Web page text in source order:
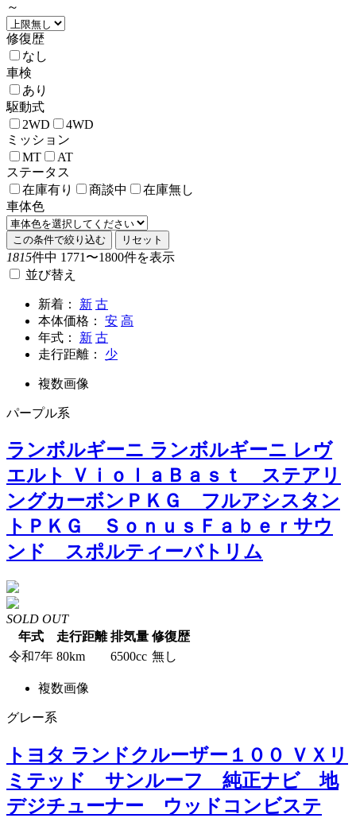
～
修復歴
なし
車検
あり
駆動式
2WD
4WD
ミッション
MT
AT
ステータス
在庫有り
商談中
在庫無し
車体色
この条件で絞り込む リセット
1815件中 1771〜1800件を表示
並び替え
新着： 新 古
本体価格： 安 高
年式： 新 古
走行距離： 少
複数画像
パープル系
ランボルギーニ ランボルギーニ レヴ
エルト ＶｉｏｌａＢａｓｔ ステアリ
ングカーボンＰＫＧ フルアシスタン
トＰＫＧ ＳｏｎｕｓＦａｂｅｒサウ
ンド スポルティーバトリム
SOLD OUT
年式
走行距離 排気量 修復歴
令和7年 80km 6500cc 無し
複数画像
グレー系
トヨタ ランドクルーザー１００ ＶＸリ
ミテッド サンルーフ 純正ナビ 地
デジチューナー ウッドコンビステ